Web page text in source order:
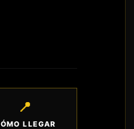
📍
LLEGAR